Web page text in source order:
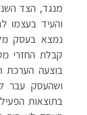
מנגד, הצד
והעיד בעצמו
נמצא בעסק
קבלת החזרי
ושהעסק עבר
בתוצאות